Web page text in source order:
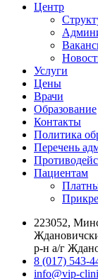
Центр
Услуги
Цены
Врачи
Образование
Контакты
Политика
Перечень
Пациентам
223052,
р-н а/г
8 (017) 543-
info@vip-